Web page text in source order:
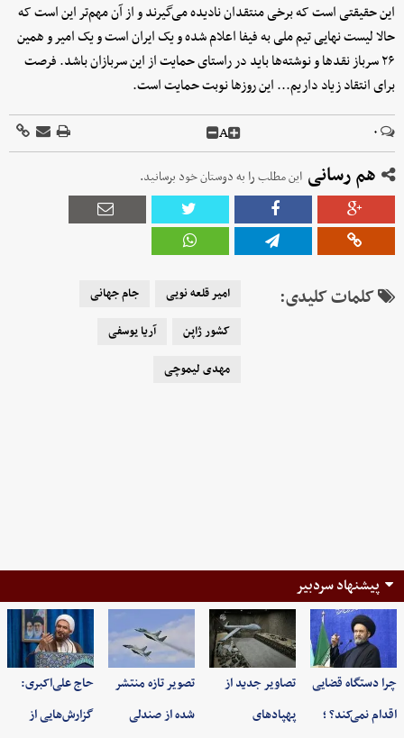
این حقیقتی است که برخی منتقدان نادیده می‌گیرند و از آن مهم‌تر این است که
حالا لیست نهایی تیم ملی به فیفا اعلام شده و یک ایران است و یک امیر و همین
۲۶ سرباز نقدها و نوشته‌ها باید در راستای حمایت از این سربازان باشد. فرصت
برای انتقاد زیاد داریم... این روزها نوبت حمایت است.
۰ A
هم رسانی این مطلب را به دوستان خود برسانید.
کلمات کلیدی: امیر قلعه نویی
جام جهانی
کشور ژاپن
آریا یوسفی
مهدی لیموچی
پیشنهاد سردبیر
چرا دستگاه قضایی
اقدام نمی‌کند؟ ؛
تصاویر جدید از
پهپادهای
تصویر تازه منتشر
شده از صندلی
حاج علی‌اکبری:
گزارش‌هایی از